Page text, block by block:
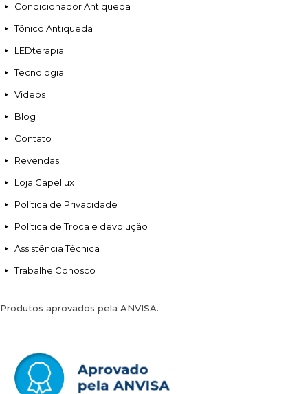
Condicionador Antiqueda
Tônico Antiqueda
LEDterapia
Tecnologia
Vídeos
Blog
Contato
Revendas
Loja Capellux
Política de Privacidade
Política de Troca e devolução
Assistência Técnica
Trabalhe Conosco
Produtos aprovados pela ANVISA.